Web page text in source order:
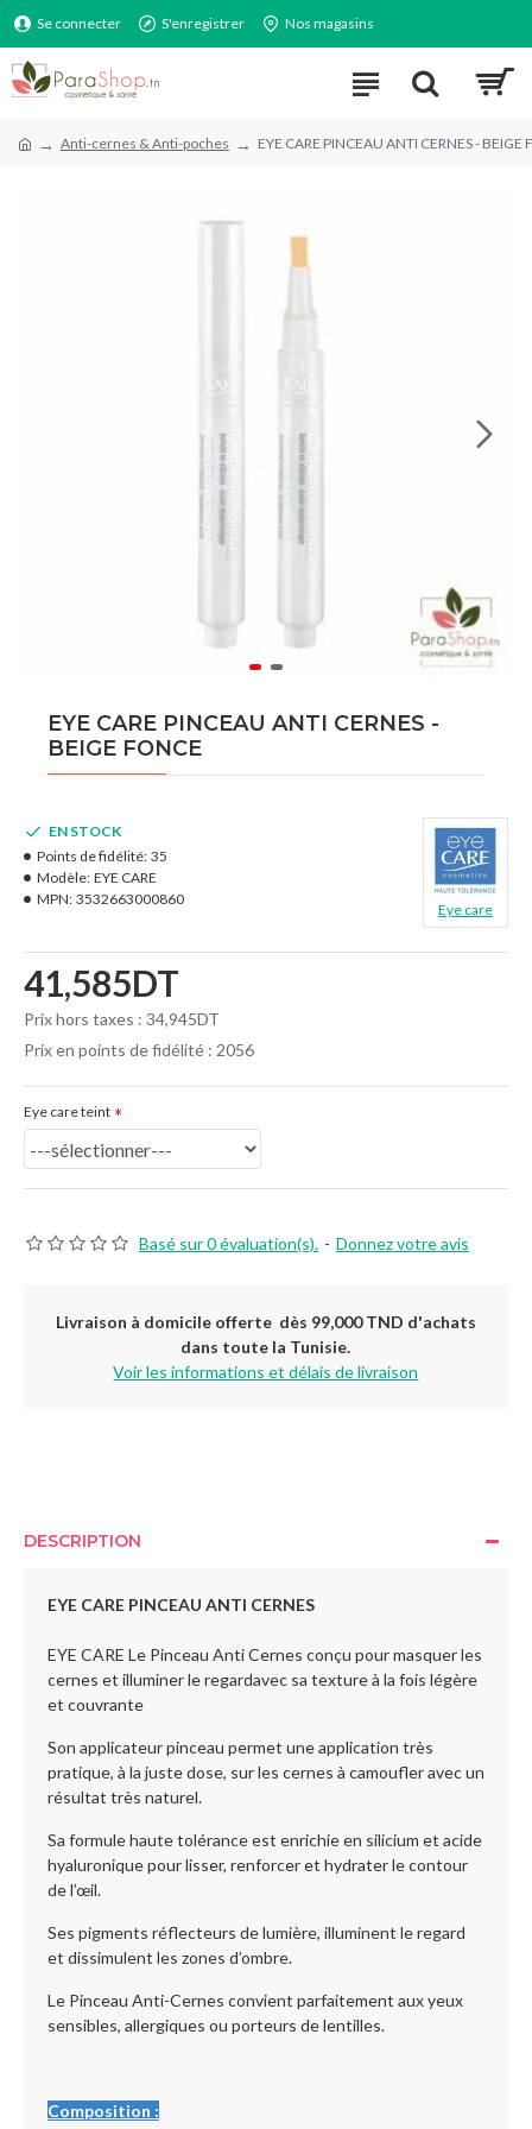
Se connecter S'enregistrer Nos magasins
Anti-cernes & Anti-poches EYE CARE PINCEAU ANTI CERNES - BEIGE
EYE CARE PINCEAU ANTI CERNES -
BEIGE FONCE
Basé sur 0 évaluation(s). - Donnez votre avis
41,585DT
Prix hors taxes : 34,945DT
Prix en points de fidélité : 2056
EN STOCK
Points de fidélité: 35
Modèle: EYE CARE
MPN: 3532663000860
Eye care
Eye care teint
Livraison à domicile offerte dès 99,000 TND d'achats
dans toute la Tunisie.
Voir les informations et délais de livraison
DESCRIPTION
EYE CARE PINCEAU ANTI CERNES
EYE CARE Le Pinceau Anti Cernes conçu pour masquer les
cernes et illuminer le regardavec sa texture à la fois légère
et couvrante
Son applicateur pinceau permet une application très
pratique, à la juste dose, sur les cernes à camoufler avec un
résultat très naturel.
Sa formule haute tolérance est enrichie en silicium et acide
hyaluronique pour lisser, renforcer et hydrater le contour
de l’œil.
Ses pigments réflecteurs de lumière, illuminent le regard
et dissimulent les zones d’ombre.
Le Pinceau Anti-Cernes convient parfaitement aux yeux
sensibles, allergiques ou porteurs de lentilles.
Composition :